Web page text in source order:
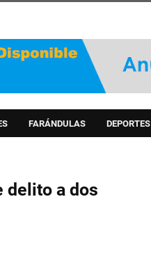
FARÁNDULAS DEPORTES
delito a dos